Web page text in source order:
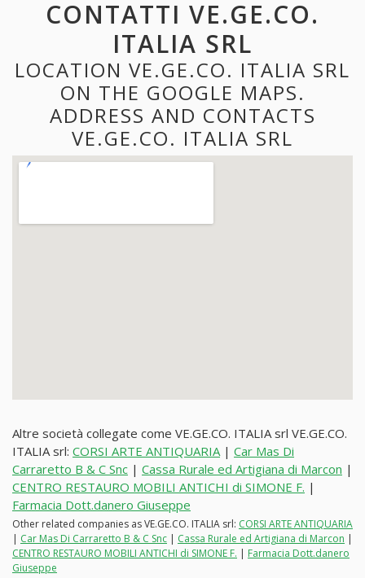
CONTATTI VE.GE.CO.
ITALIA SRL
LOCATION VE.GE.CO. ITALIA SRL
ON THE GOOGLE MAPS.
ADDRESS AND CONTACTS
VE.GE.CO. ITALIA SRL
Altre società collegate come VE.GE.CO. ITALIA srl VE.GE.CO.
ITALIA srl: CORSI ARTE ANTIQUARIA| Car Mas Di
Carraretto B & C Snc | Cassa Rurale ed Artigiana di Marcon |
CENTRO RESTAURO MOBILI ANTICHI di SIMONE F. |
Farmacia Dott.danero Giuseppe
Other related companies as VE.GE.CO. ITALIA srl: CORSI ARTE ANTIQUARIA
| Car Mas Di Carraretto B & C Snc | Cassa Rurale ed Artigiana di Marcon |
CENTRO RESTAURO MOBILI ANTICHI di SIMONE F. | Farmacia Dott.danero
Giuseppe